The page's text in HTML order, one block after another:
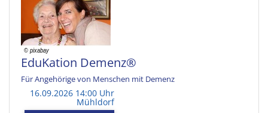
EduKation Demenz®
Für Angehörige von Menschen mit Demenz
16.09.2026 14:00 Uhr
Mühldorf